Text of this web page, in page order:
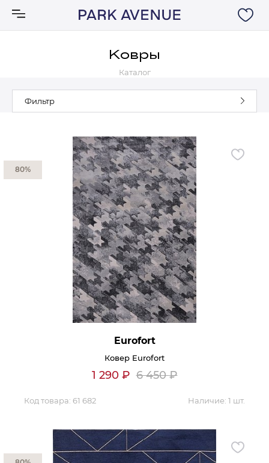
Ковры
Мебель
Свет
Мебель
Мягкая мебель
Диваны
Аксессуары
Аксессуары для столовой
Ковры
Каталог
Фильтр
Eurofort
Ковер Eurofort
1 290 ₽ 6 450₽
Код товара: 61 682 Наличие: 1 шт.
80%